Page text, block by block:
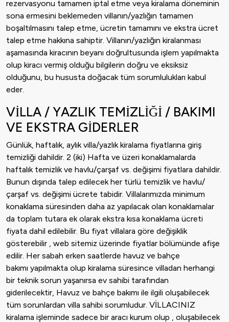
rezervasyonu tamamen iptal etme veya kiralama döneminin
sona ermesini beklemeden villanın/yazlığın tamamen
boşaltılmasını talep etme, ücretin tamamını ve ekstra ücret
talep etme hakkına sahiptir. Villanın/yazlığın kiralanması
aşamasında kiracının beyanı doğrultusunda işlem yapılmakta
olup kiracı vermiş olduğu bilgilerin doğru ve eksiksiz
olduğunu, bu hususta doğacak tüm sorumlulukları kabul
eder.
VİLLA / YAZLIK TEMİZLİĞİ / BAKIMI
VE EKSTRA GİDERLER
Günlük, haftalık, aylık villa/yazlık kiralama fiyatlarına giriş
temizliği dahildir. 2 (iki) Hafta ve üzeri konaklamalarda
haftalık temizlik ve havlu/çarşaf vs. değişimi fiyatlara dahildir.
Bunun dışında talep edilecek her türlü temizlik ve havlu/
çarşaf vs. değişimi ücrete tabidir. Villalarımızda minimum
konaklama süresinden daha az yapılacak olan konaklamalar
da toplam tutara ek olarak ekstra kısa konaklama ücreti
fiyata dahil edilebilir. Bu fiyat villalara göre değişiklik
gösterebilir , web sitemiz üzerinde fiyatlar bölümünde afişe
edilir. Her sabah erken saatlerde havuz ve bahçe
bakımı yapılmakta olup kiralama süresince villadan herhangi
bir teknik sorun yaşanırsa ev sahibi tarafından
giderilecektir, Havuz ve bahçe bakımı ile ilgili oluşabilecek
tüm sorunlardan villa sahibi sorumludur. VİLLACINIZ
kiralama işleminde sadece bir aracı kurum olup , oluşabilecek